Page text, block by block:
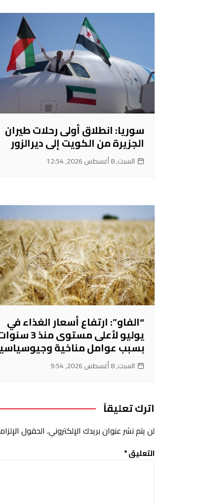
سوريا: انطلاق أولى رحلات طيران
الجزيرة من الكويت إلى ديرالزور
السبت, 8 أغسطس 2026, 12:54
“الفاو”: ارتفاع أسعار الغذاء في
يوليو لأعلى مستوى منذ 3
بسبب عوامل مناخية
السبت, 8 أغسطس 2026, 9:54
اترك تعليقاً
لن يتم نشر عنوان بريدك الإلكتروني.الحقول
التعليق*